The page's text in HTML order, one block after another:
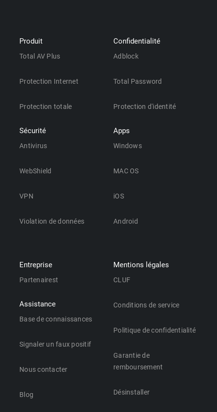
Produit
Total AV Plus
Protection Internet
Protection totale
Sécurité
Antivirus
WebShield
VPN
Violation de données
Confidentialité
Adblock
Total Password
Protection d'identité
Apps
Windows
MAC OS
iOS
Android
Entreprise
Partenairest
Assistance
Base de connaissances
Signaler un faux positif
Nous contacter
Blog
Mentions légales
CLUF
Conditions de service
Politique de confidentialité
Garantie de
remboursement
Désinstaller